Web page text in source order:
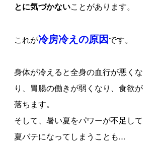
とに気づかないことがあります。
これが冷房冷えの原因です。
身体が冷えると全身の血行が悪くな
り、胃腸の働きが弱くなり、食欲が
落ちます。
そして、暑い夏をパワーが不足して
夏バテになってしまうことも…